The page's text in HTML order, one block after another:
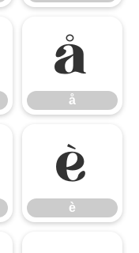
å
å
è
è